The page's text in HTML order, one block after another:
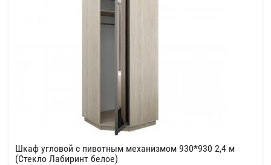
Шкаф угловой с пивотным механизмом 930*930 2,4 м
(Стекло Лабиринт белое)